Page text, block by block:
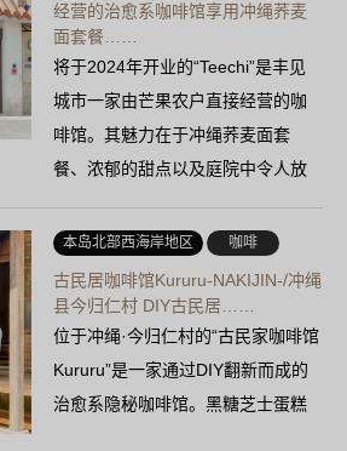
经营的治愈系咖啡馆享用冲绳荞麦
面套餐……
将于2024年开业的“Teechi”是丰见
城市一家由芒果农户直接经营的咖
啡馆。其魅力在于冲绳荞麦面套
餐、浓郁的甜点以及庭院中令人放
松的空间。
本岛北部西海岸地区 咖啡
古民居咖啡馆Kururu-NAKIJIN-/冲绳
县今归仁村 DIY古民居……
位于冲绳·今归仁村的“古民家咖啡馆
Kururu”是一家通过DIY翻新而成的
治愈系隐秘咖啡馆。黑糖芝士蛋糕